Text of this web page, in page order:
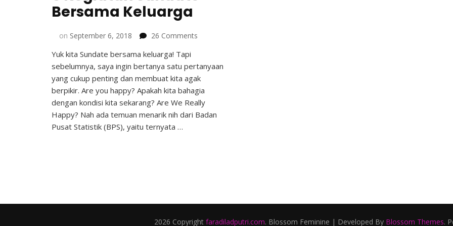
Bersama Keluarga
on September 6, 2018 26 Comments
Sundate
Bersama
Keluarga
Yuk kita Sundate bersama keluarga! Tapi
sebelumnya, saya ingin bertanya satu pertanyaan
yang cukup penting dan membuat kita agak
berpikir. Are you happy? Apakah kita bahagia
dengan kondisi kita sekarang? Are We Really
Happy? Nah ada temuan menarik nih dari Badan
Pusat Statistik (BPS), yaitu ternyata …
2026 Copyright faradiladputri.com. Blossom Feminine | Developed By Blossom Themes.